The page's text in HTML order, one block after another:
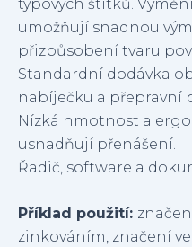
typových štítků.
umožňují snadnou
přizpůsobení tvaru
Standardní dodávka
nabíječku a přepravní
Nízká hmotnost a
usnadňují přenášení.
Řadič, software a
Příklad použití:
zinkováním, značení